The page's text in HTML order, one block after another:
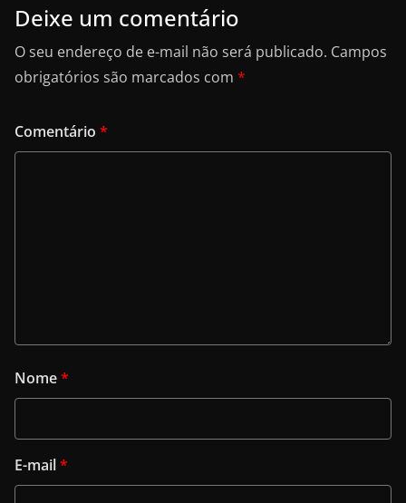
Deixe um comentário
O seu endereço de e-mail não será publicado. Campos
obrigatórios são marcados com *
Comentário *
Nome*
E-mail*